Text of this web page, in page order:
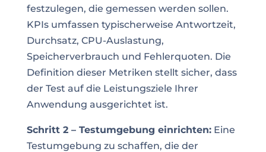
festzulegen, die gemessen werden sollen.
KPIs umfassen typischerweise Antwortzeit,
Durchsatz, CPU-Auslastung,
Speicherverbrauch und Fehlerquoten. Die
Definition dieser Metriken stellt sicher, dass
der Test auf die Leistungsziele Ihrer
Anwendung ausgerichtet ist.
Schritt 2 – Testumgebung einrichten:Eine
Testumgebung zu schaffen, die der